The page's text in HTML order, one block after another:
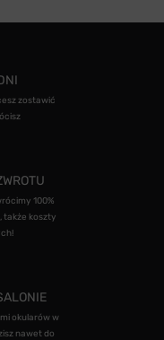
zostawić
100%
także koszty
okularów w
nawet do